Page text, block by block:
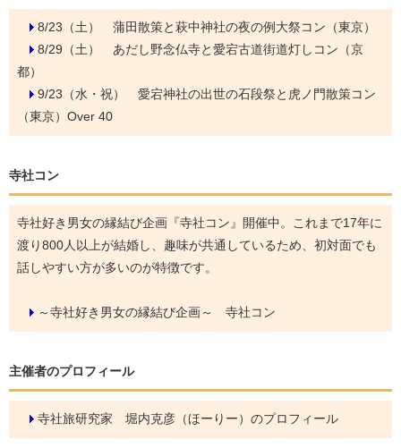
8/23（土） 蒲田散策と萩中神社の夜の例大祭コン（東京）
8/29（土） あだし野念仏寺と愛宕古道街道灯しコン（京
都）
9/23（水・祝） 愛宕神社の出世の石段祭と虎ノ門散策コン
（東京）Over 40
寺社コン
寺社好き男女の縁結び企画『寺社コン』開催中。これまで17年に
渡り800人以上が結婚し、趣味が共通しているため、初対面でも
話しやすい方が多いのが特徴です。
～寺社好き男女の縁結び企画～ 寺社コン
主催者のプロフィール
寺社旅研究家 堀内克彦（ほーりー）のプロフィール